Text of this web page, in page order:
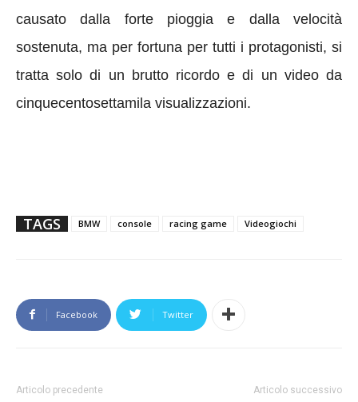
causato dalla forte pioggia e dalla velocità
sostenuta, ma per fortuna per tutti i protagonisti, si
tratta solo di un brutto ricordo e di un video da
cinquecentosettamila visualizzazioni.
TAGS BMW console racing game Videogiochi
Facebook Twitter
Articolo precedente Articolo successivo